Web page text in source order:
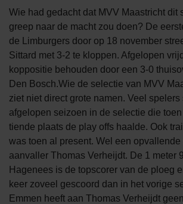
Wie had gedacht dat MVV Maastricht dit
greep naar de macht zou doen? De
de Limburgers door op 18 november
Sittard met 3-2 te kloppen. Afgelopen
koppositie behouden door een 3-0
Den Bosch.Wie de selectie van MVV
ziet niet direct grote namen. Veel
afgelopen seizoen in de selectie die
tiende plaats de play offs haalde. Ook
was toen al present. Wel een opvallende
aanvaller Thomas Verheijdt. De 1 meter
Hagenees is de topscorer van de ploeg
keer zoveel gescoord dan in het vorige
Emmen heeft aan Thomas Verheijdt